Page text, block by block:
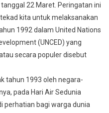
Terpadu,
Hari
Air
Sedunia
22 Maret. Peringatan ini
kita untuk melaksanakan
1992 dalam United Nations
(UNCED) yang
secara populer disebut
tahun 1993 oleh negara-
pada Hari Air Sedunia
perhatian bagi warga dunia